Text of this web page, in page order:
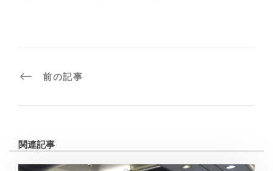
前の記事
関連記事